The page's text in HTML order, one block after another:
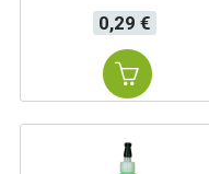
Precio
0,29 €